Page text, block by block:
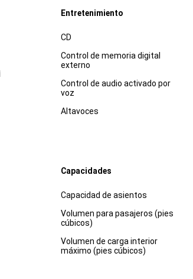
Entretenimiento
Especificaciones
CD
Control de memoria digital
externo
Control de audio activado por
voz
Altavoces
Capacidades
Especificaciones Dimensiones
Capacidad de asientos
Volumen para pasajeros (pies
cúbicos)
Volumen de carga interior
máximo (pies cúbicos)